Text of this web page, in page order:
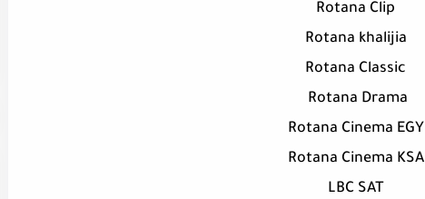
Rotana Clip
Rotana khalijia
Rotana Classic
Rotana Drama
Rotana Cinema EGY
Rotana Cinema KSA
LBC SAT